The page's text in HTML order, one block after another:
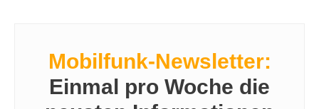
V
Mobilfunk-Newsletter:
Einmal pro Woche die